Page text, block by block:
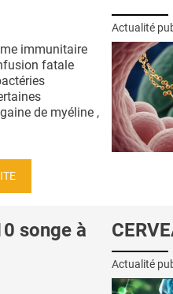
immunitaire
fatale
de myéline ,
Actualité
songe à
Actualité